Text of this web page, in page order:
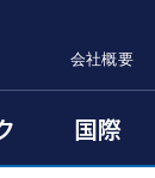
会社概要
国際